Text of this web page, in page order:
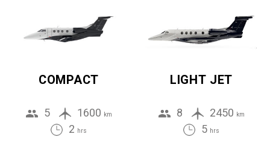
COMPACT
5 1600 km
2 hrs
LIGHT JET
8 2450 km
5 hrs